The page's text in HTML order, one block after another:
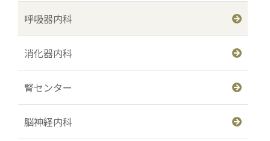
呼吸器内科
消化器内科
腎センター
脳神経内科